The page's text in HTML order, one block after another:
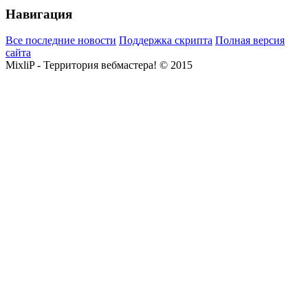
Навигация
Все последние новости Поддержка скрипта Полная версия
сайта
MixliP - Территория вебмастера! © 2015